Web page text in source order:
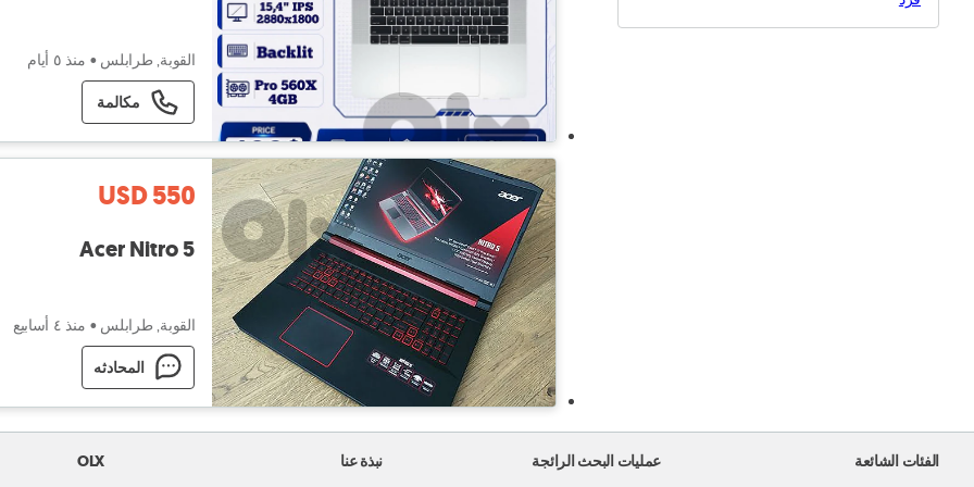
جرونديج
هاير
القوبة, طرابلس • منذ ٥ أيام
مكالمة
USD 550
Acer Nitro 5
القوبة, طرابلس • منذ ٤ أسابيع
المحادثه
الفئات الشائعة عمليات البحث الرائجة نبذة عنا OLX